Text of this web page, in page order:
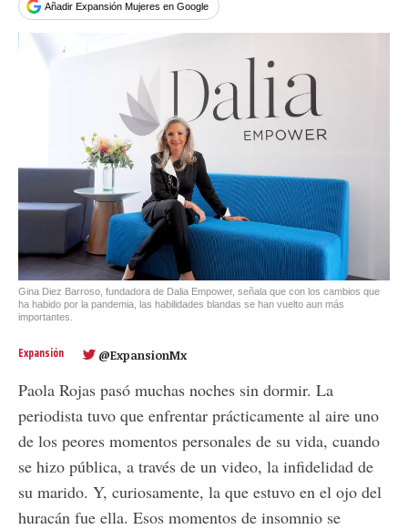
Añadir Expansión Mujeres en Google
Gina Diez Barroso, fundadora de Dalia Empower, señala que con los cambios que
ha habido por la pandemia, las habilidades blandas se han vuelto aun más
importantes.
Expansión @ExpansionMx
Paola Rojas pasó muchas noches sin dormir. La
periodista tuvo que enfrentar prácticamente al aire uno
de los peores momentos personales de su vida, cuando
se hizo pública, a través de un video, la infidelidad de
su marido. Y, curiosamente, la que estuvo en el ojo del
huracán fue ella. Esos momentos de insomnio se